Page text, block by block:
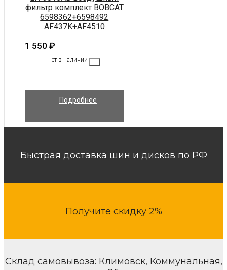
фильтр комплект BOBCAT
6598362+6598492
AF437K+AF4510
1 550 ₽
нет в наличии
Подробнее
Быстрая доставка шин и дисков по РФ
Получите скидку 2%
Склад самовывоза: Климовск, Коммунальная,